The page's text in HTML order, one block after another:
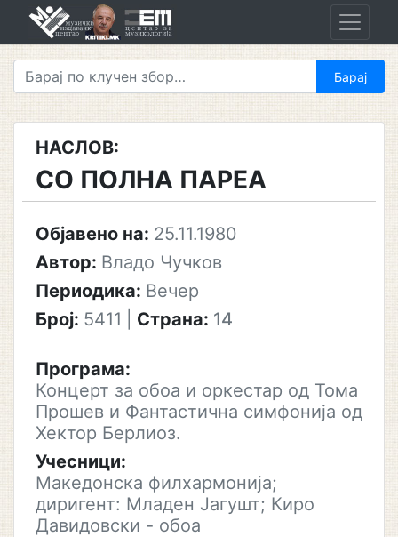
НАСЛОВ:
СО ПОЛНА ПАРЕА
Објавено на: 25.11.1980
Автор: Владо Чучков
Периодика: Вечер
Број: 5411 Страна: 14
Програма:
Концерт за обоа и оркестар од Тома
Прошев и Фантастична симфонија од
Хектор Берлиоз.
Учесници:
Македонска филхармонија;
диригент: Младен Јагушт; Киро
Давидовски - обоа